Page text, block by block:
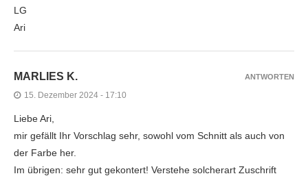
LG
Ari
MARLIES K.
15. Dezember 2024 - 17:10
Liebe Ari,
mir gefällt Ihr Vorschlag sehr, sowohl vom Schnitt als auch von
der Farbe her.
Im übrigen: sehr gut gekontert! Verstehe solcherart Zuschrift
ANTWORTEN